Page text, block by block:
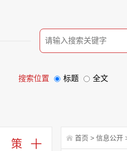
搜索位置 标题 全文
策 首页 > 信息公开